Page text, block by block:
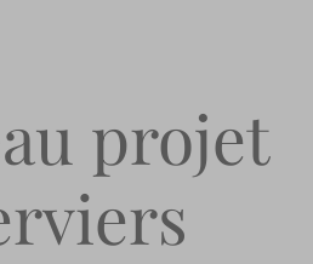
projet